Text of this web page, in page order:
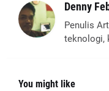
Denny
Penulis
teknologi,
You might like